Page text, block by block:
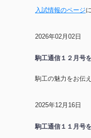
入試情報のページ
2026年02月02日
駒工通信１２月号
駒工の魅力をお伝
2025年12月16日
駒工通信１１月号